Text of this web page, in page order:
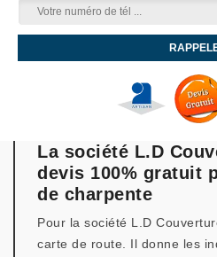
La société L.D
devis 100% gratuit
de charpente
Pour la société L.D
carte de route. Il donne les